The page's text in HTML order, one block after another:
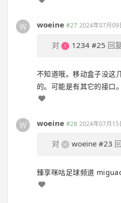
woeine #27 2024年07月09
对 1234 #25 回
不知道哦。移动盒子没这
的。可能是有其它的接口。
woeine #28 2024年07月15
对 woeine #23
臻享咪咕足球频道